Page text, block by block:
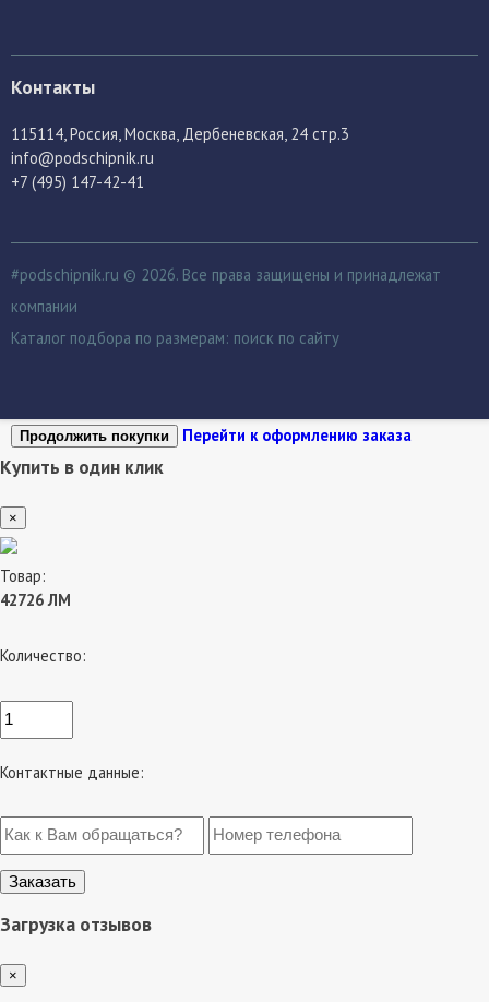
Контакты
115114 , Россия, Москва, Дербеневская, 24 стр.3
info@podschipnik.ru
+7 (495) 147-42-41
#podschipnik.ru © 2026. Все права защищены и принадлежат
компании
Каталог подбора по размерам: поиск по сайту
Продолжить покупки Перейти к оформлению заказа
Купить в один клик
×
Товар:
42726 ЛМ
Количество:
Контактные данные:
Загрузка отзывов
×